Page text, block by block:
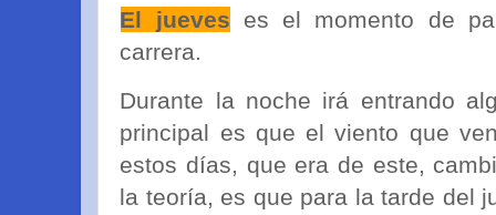
El jueves es el momento de
carrera.
Durante la noche irá entrando
principal es que el viento que
estos días, que era de este,
la teoría, es que para la tarde del